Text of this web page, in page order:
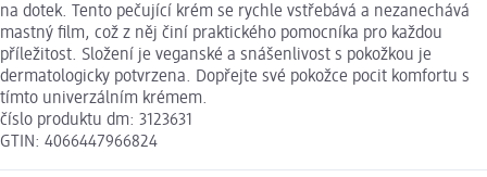
na dotek. Tento pečující krém se rychle vstřebává a nezanechává
mastný film, což z něj činí praktického pomocníka pro každou
příležitost. Složení je veganské a snášenlivost s pokožkou je
dermatologicky potvrzena. Dopřejte své pokožce pocit komfortu s
tímto univerzálním krémem.
číslo produktu dm: 3123631
GTIN: 4066447966824